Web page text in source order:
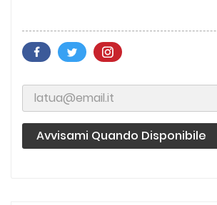
Avvisami Quando Disponibile